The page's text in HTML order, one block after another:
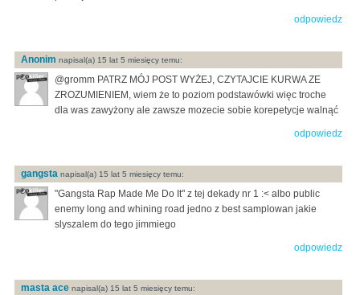
odpowiedz
Anonim napisal(a) 15 lat 5 miesięcy temu:
@gromm PATRZ MÓJ POST WYŻEJ, CZYTAJCIE KURWA ZE
ZROZUMIENIEM, wiem że to poziom podstawówki więc troche
dla was zawyżony ale zawsze mozecie sobie korepetycje walnąć
odpowiedz
gangsta napisal(a) 15 lat 5 miesięcy temu:
"Gangsta Rap Made Me Do It" z tej dekady nr 1 :< albo public
enemy long and whining road jedno z best samplowan jakie
slyszalem do tego jimmiego
odpowiedz
masta ace napisal(a) 15 lat 5 miesięcy temu: